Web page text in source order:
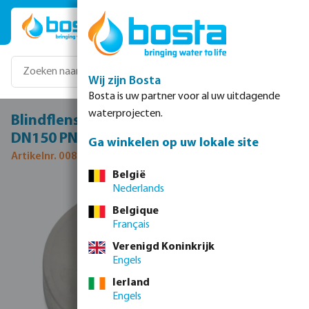
Ga naar de hoofdinhoud
Blindflens RVS 316 DN150 DIN flens 16bar
DN150 PN16
Artikelnr. 0080662
Afbeeldingengalerij overslaan
Wij zijn Bosta
Bosta is uw partner voor al uw uitdagende
waterprojecten.
Ga winkelen op uw lokale site
België
Nederlands
Belgique
Français
Verenigd Koninkrijk
Engels
Ierland
Engels